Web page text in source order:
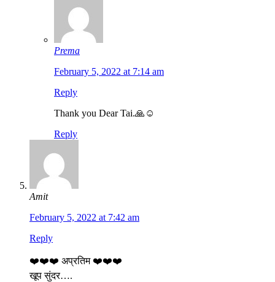
Prema
February 5, 2022 at 7:14 am
Reply
Thank you Dear Tai.🙏☺️
Reply
Amit
February 5, 2022 at 7:42 am
Reply
❤️❤️❤️ अप्रतिम ❤️❤️❤️
खूप सुंदर….